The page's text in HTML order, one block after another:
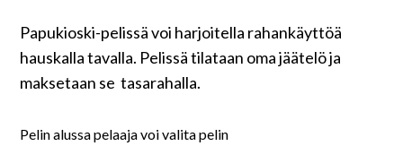
Materiaalit
Kuvatyökalut
Saavutettavuus
Papukioski-pelissä voi harjoitella rahankäyttöä
hauskalla tavalla. Pelissä tilataan oma jäätelö ja
maksetaan se tasarahalla.
Pelin alussa pelaaja voi valita pelin